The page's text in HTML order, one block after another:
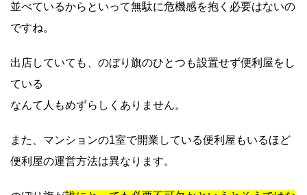
並べているからといって無駄に危機感を抱く必要はないの
ですね。
出店していても、のぼり旗のひとつも設置せず便利屋をし
ている
なんて人もめずらしくありません。
また、マンションの1室で開業している便利屋もいるほど
便利屋の運営方法は異なります。